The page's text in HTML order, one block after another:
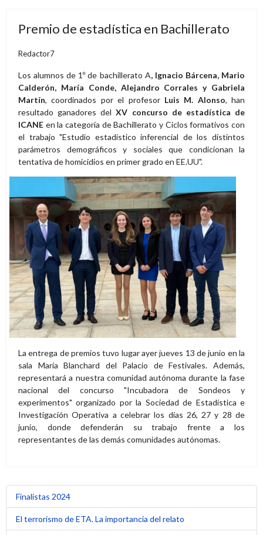
Premio de estadística en Bachillerato
Redactor7
Los alumnos de 1º de bachillerato A, Ignacio Bárcena, Mario
Calderón, María Conde, Alejandro Corrales y Gabriela
Martín, coordinados por el profesor Luis M. Alonso, han
resultado ganadores delXV concurso de estadística de
ICANE en la categoría de Bachillerato y Ciclos formativos con
el trabajo "Estudio estadístico inferencial de los distintos
parámetros demográficos y sociales que condicionan la
tentativa de homicidios en primer grado en EE.UU".
La entrega de premios tuvo lugar ayer jueves 13 de junio en la
sala María Blanchard del Palacio de Festivales. Además,
representará a nuestra comunidad autónoma durante la fase
nacional del concurso "Incubadora de Sondeos y
experimentos" organizado por la Sociedad de Estadística e
Investigación Operativa a celebrar los días 26, 27 y 28 de
junio, donde defenderán su trabajo frente a los
representantes de las demás comunidades autónomas.
Finalistas 2024
El terrorismo de ETA. La importancia del relato